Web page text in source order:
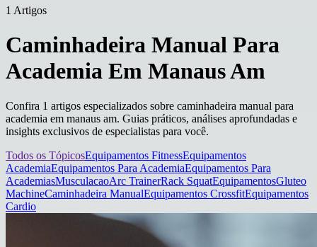
1 Artigos
Caminhadeira Manual Para
Academia Em Manaus Am
Confira 1 artigos especializados sobre caminhadeira manual para
academia em manaus am. Guias práticos, análises aprofundadas e
insights exclusivos de especialistas para você.
Todos os TópicosEquipamentos FitnessEquipamentos
AcademiaEquipamentos Para AcademiaEquipamentos Para
AcademiasMusculacaoArc TrainerRack SquatEquipamentosGluteo
MachineCaminhadeira ManualEquipamentos CrossfitEquipamentos
Cardio